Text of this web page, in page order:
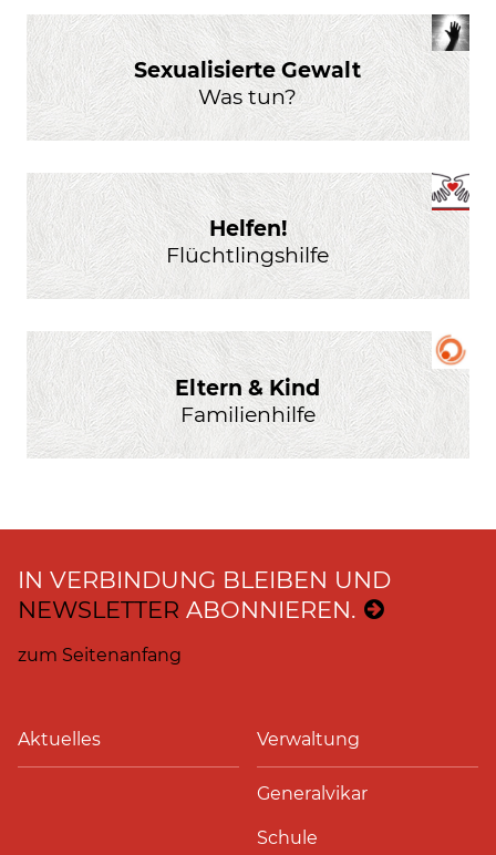
Sexualisierte Gewalt
Was tun?
Helfen!
Flüchtlingshilfe
Eltern & Kind
Familienhilfe
IN VERBINDUNG BLEIBEN UND
NEWSLETTER ABONNIEREN.
zum Seitenanfang
Aktuelles Verwaltung
Generalvikar
Schule